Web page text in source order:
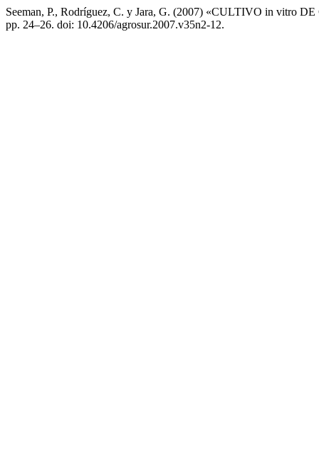
Seeman, P., Rodríguez, C. y Jara, G. (2007) «CULTIVO in vitro
pp. 24–26. doi: 10.4206/agrosur.2007.v35n2-12.